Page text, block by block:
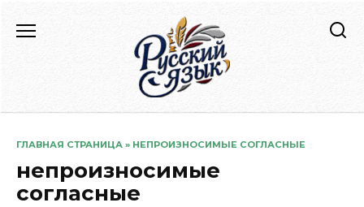
содержанию
ГЛАВНАЯ СТРАНИЦА » НЕПРОИЗНОСИМЫЕ СОГЛАСНЫЕ
непроизносимые
согласные